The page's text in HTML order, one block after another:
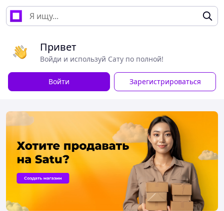
Привет
Войди и используй Сату по полной!
Войти Зарегистрироваться